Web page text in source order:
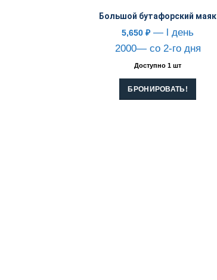
Большой бутафорский маяк
5,650₽— l день
2000— со 2-го дня
Доступно 1 шт
БРОНИРОВАТЬ!